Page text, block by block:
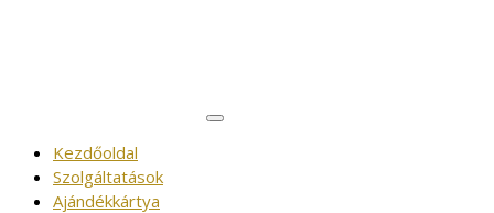
Kezdőoldal
Szolgáltatások
Ajándékkártya